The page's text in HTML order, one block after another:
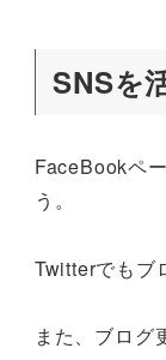
SNSを
FaceBookペ
う。
Twitterでもブ
また、ブログ